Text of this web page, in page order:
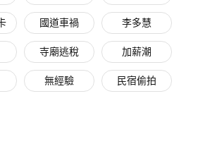
國道車禍 李多慧
寺廟逃稅 加薪潮
無經驗 民宿偷拍